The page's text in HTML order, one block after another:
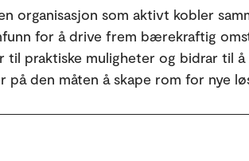
organisasjon som aktivt kobler
for å drive frem bærekraftig
til praktiske muligheter og bidrar til
på den måten å skape rom for nye